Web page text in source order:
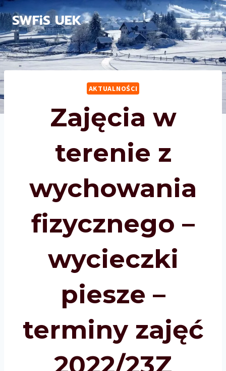
Przejdź
do
treści
SWFiS UEK
AKTUALNOŚCI
Zajęcia w
terenie z
wychowania
fizycznego –
wycieczki
piesze –
terminy zajęć